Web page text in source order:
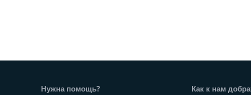
Нужна помощь? Как к нам